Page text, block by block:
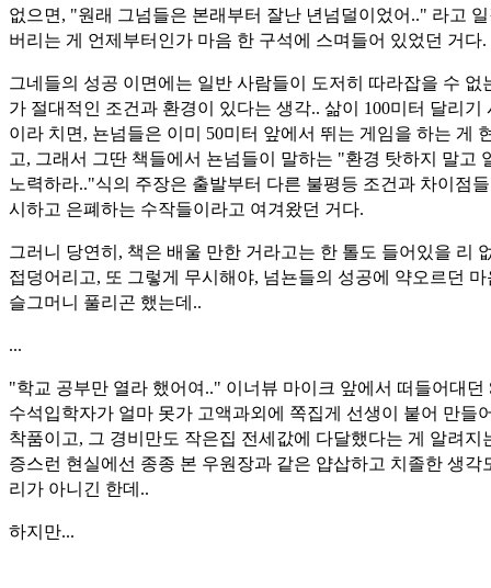
없으면, "원래 그넘들은 본래부터 잘난 년넘덜이었어.." 라고
버리는 게 언제부터인가 마음 한 구석에 스며들어 있었던 거다.
그네들의 성공 이면에는 일반 사람들이 도저히 따라잡을 수 없
가 절대적인 조건과 환경이 있다는 생각.. 삶이 100미터 달리기
이라 치면, 뇬넘들은 이미 50미터 앞에서 뛰는 게임을 하는 게
고, 그래서 그딴 책들에서 뇬넘들이 말하는 "환경 탓하지 말고
노력하라.."식의 주장은 출발부터 다른 불평등 조건과 차이점
시하고 은폐하는 수작들이라고 여겨왔던 거다.
그러니 당연히, 책은 배울 만한 거라고는 한 톨도 들어있을 리
접덩어리고, 또 그렇게 무시해야, 넘뇬들의 성공에 약오르던 마
슬그머니 풀리곤 했는데..
...
"학교 공부만 열라 했어여.." 이너뷰 마이크 앞에서 떠들어대던
수석입학자가 얼마 못가 고액과외에 쪽집게 선생이 붙어 만들
착품이고, 그 경비만도 작은집 전세값에 다달했다는 게 알려지
증스런 현실에선 종종 본 우원장과 같은 얍삽하고 치졸한 생각
리가 아니긴 한데..
하지만...